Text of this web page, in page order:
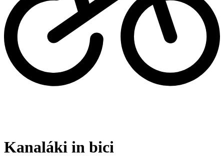
Kanaláki in bici